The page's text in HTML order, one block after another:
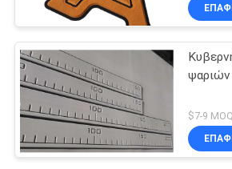
ψαριών
$7-9